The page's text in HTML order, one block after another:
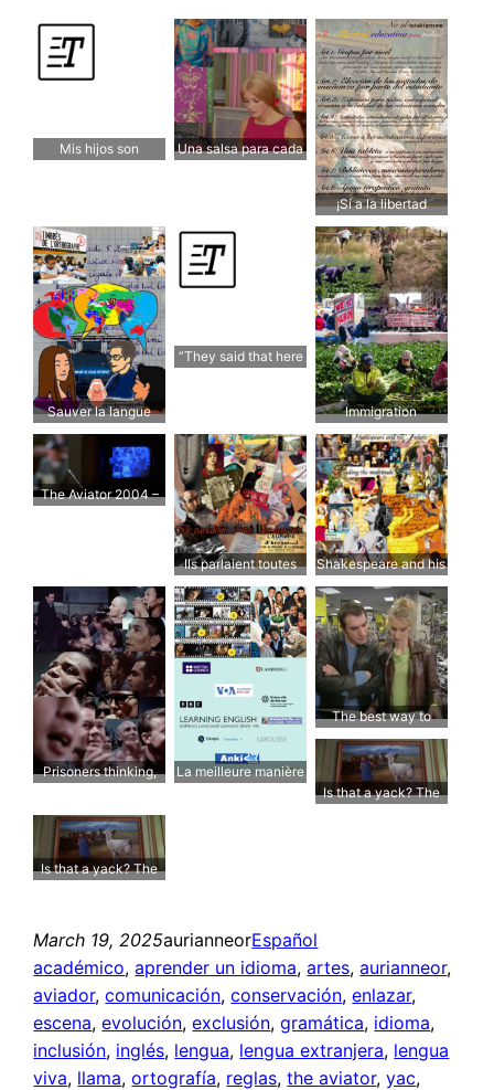
Mis hijos son
Una salsa para cada
¡Sí a la libertad
educativa para
todos!
Sauver la langue
“They said that here
make of the life
you’re given”
Immigration
The Aviator 2004 –
Ils parlaient toutes
les langues
Shakespeare and his
Juliets
Prisoners thinking,
La meilleure manière
The best way to
learn everyday
French every day
Is that a yack? The
Is that a yack? The
March 19, 2025aurianneorEspañol
académico, aprender un idioma, artes, aurianneor
aviador, comunicación, conservación, enlazar
escena, evolución, exclusión, gramática, idioma
inclusión, inglés, lengua, lengua extranjera, lengua
viva, llama, ortografía, reglas, the aviator, yac